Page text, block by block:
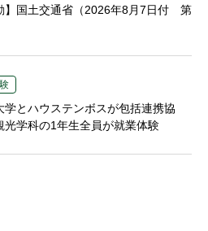
】国土交通省（2026年8月7日付 第
学とハウステンボスが包括連携協
学科の1年生全員が就業体験